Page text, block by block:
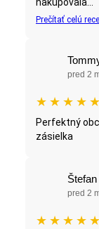
nakupovala...
Prečítať celú
pred 2
★ ★ ★ ★ ★
Perfektný
zásielka
pred 2
★ ★ ★ ★ ★